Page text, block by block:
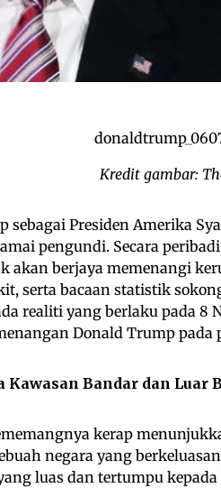
Kredit gambar:
sebagai Presiden Amerika
pengundi. Secara
akan berjaya memenangi
serta bacaan statistik
realiti yang berlaku pada 8
Donald Trump
Kawasan Bandar dan Luar
kerap
negara yang
luas dan tertumpu